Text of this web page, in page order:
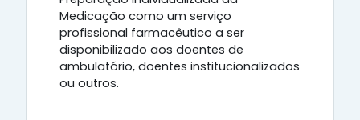
Medicação como um serviço
profissional farmacêutico a ser
disponibilizado aos doentes de
ambulatório, doentes institucionalizados
ou outros.